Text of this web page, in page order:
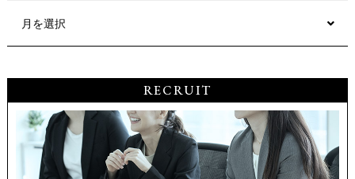
月を選択
RECRUIT